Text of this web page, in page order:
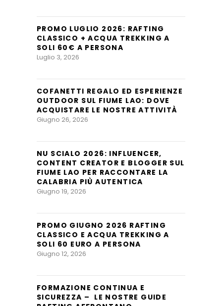
PROMO LUGLIO 2026: RAFTING
CLASSICO + ACQUA TREKKING A
SOLI 60€ A PERSONA
Luglio 3, 2026
COFANETTI REGALO ED ESPERIENZE
OUTDOOR SUL FIUME LAO: DOVE
ACQUISTARE LE NOSTRE ATTIVITÀ
Giugno 26, 2026
NU SCIALO 2026: INFLUENCER,
CONTENT CREATOR E BLOGGER SUL
FIUME LAO PER RACCONTARE LA
CALABRIA PIÙ AUTENTICA
Giugno 19, 2026
PROMO GIUGNO 2026 RAFTING
CLASSICO E ACQUA TREKKING A
SOLI 60 EURO A PERSONA
Giugno 12, 2026
FORMAZIONE CONTINUA E
SICUREZZA – LE NOSTRE GUIDE